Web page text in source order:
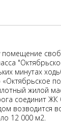
помещение
минутах
жилой
соединит
возводится
12 000 м2.